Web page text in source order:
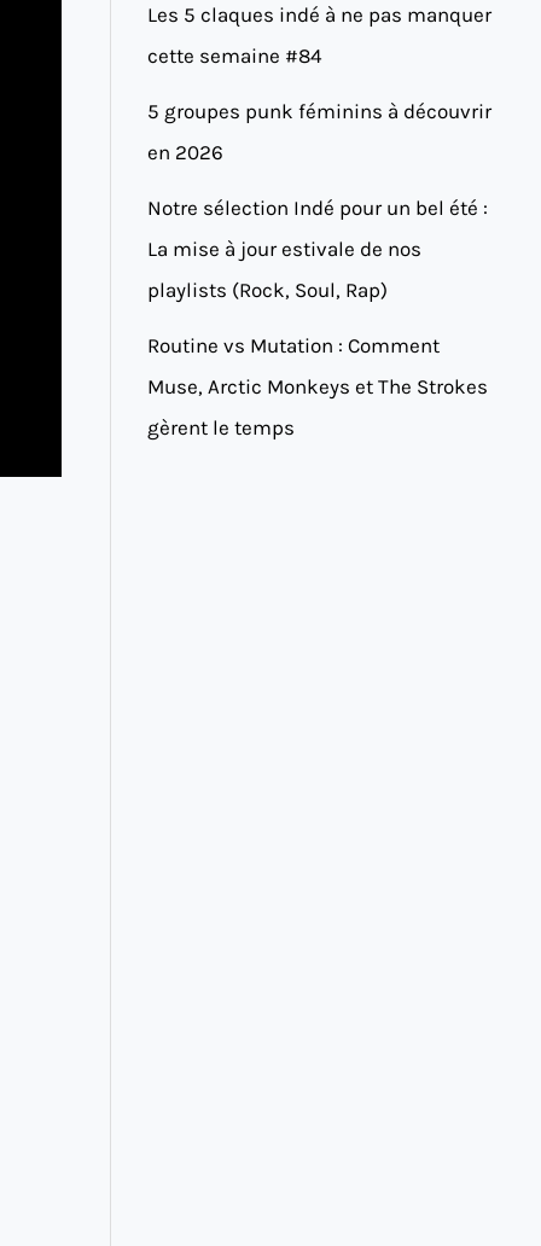
Les 5 claques indé à ne pas manquer
cette semaine #84
5 groupes punk féminins à découvrir
en 2026
Notre sélection Indé pour un bel été :
La mise à jour estivale de nos
playlists (Rock, Soul, Rap)
Routine vs Mutation : Comment
Muse, Arctic Monkeys et The Strokes
gèrent le temps